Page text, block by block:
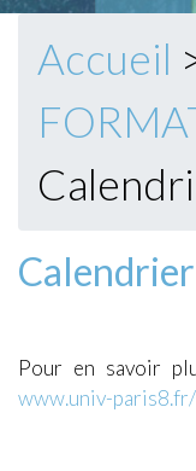
Accueil
Pour en savoir
www.univ-